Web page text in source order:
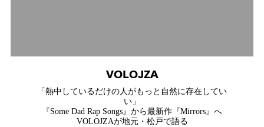
VOLOJZA
「熱中しているだけの人がもっと自然に存在してい
い」
『Some Dad Rap Songs』から最新作『Mirrors』へ
VOLOJZAが地元・松戸で語る